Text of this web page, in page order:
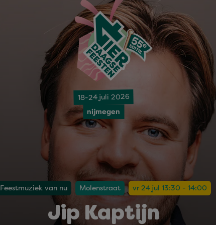
18-24 juli 2026
nijmegen
Feestmuziek van nu Molenstraat vr 24 jul 13:30 - 14:00
Jip Kaptijn